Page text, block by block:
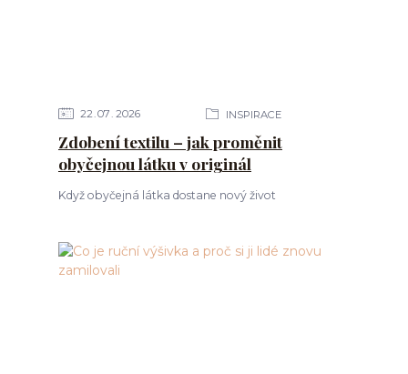
22 07 2026 INSPIRACE
Zdobení textilu – jak proměnit
obyčejnou látku v originál
Když obyčejná látka dostane nový život